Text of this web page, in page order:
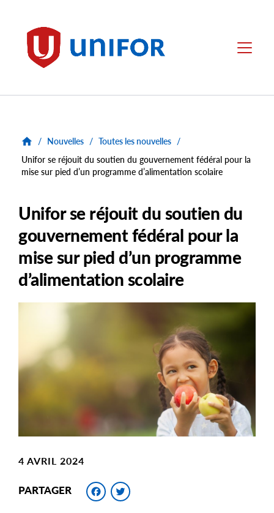
Unifor Menu
/ Nouvelles / Toutes les nouvelles /
Unifor se réjouit du soutien du gouvernement fédéral pour la
mise sur pied d’un programme d’alimentation scolaire
Unifor se réjouit du soutien du
gouvernement fédéral pour la
mise sur pied d’un programme
d’alimentation scolaire
Image
4 AVRIL 2024
PARTAGER Facebook